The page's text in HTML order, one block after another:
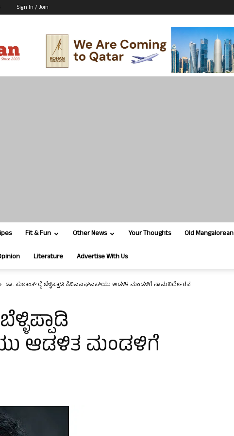
Sign In / Join
Fit & Fun Other News Your Thoughts Old Mangalorean
Literature Advertise With Us
ಡಾ. ಸುಶಾಂತ್ ರೈ ಬೆಳ್ಳಿಪ್ಪಾಡಿ ಕೆವಿಎಎಫ್‌ಎಸ್‌ಯು ಆಡಳಿತ ಮಂಡಳಿಗೆ ನಾಮನಿರ್ದೇಶನ
ಆಡಳಿತ ಮಂಡಳಿಗೆ